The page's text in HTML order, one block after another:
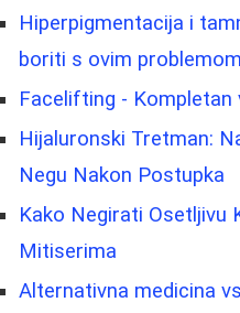
Hiperpigmentacija i
boriti s ovim
Facelifting - Kompletan
Hijaluronski Tretman:
Negu Nakon Postupka
Kako Negirati Osetljivu
Mitiserima
Alternativna medicina